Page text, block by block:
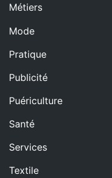
Métiers
Mode
Pratique
Publicité
Puériculture
Santé
Services
Textile